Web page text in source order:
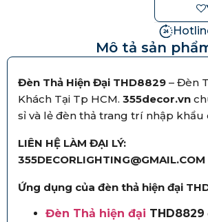
Mô tả sản
Đèn Thả Hiện Đại THD8829 – Đèn
Khách Tại Tp HCM. 355decor.vn
sỉ và lẻ đèn thả trang trí nhập khẩu
LIÊN HỆ LÀM ĐẠI LÝ:
355DECORLIGHTING@GMAIL.COM
Ứng dụng của đèn thả hiện đại
Đèn Thả hiện đại THD8829